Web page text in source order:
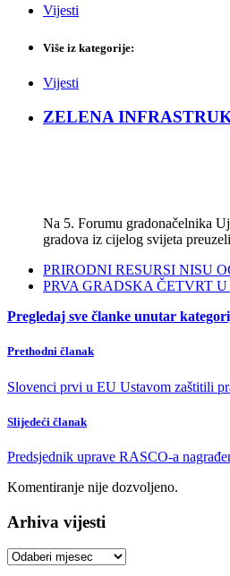
Vijesti
Više iz kategorije:
Vijesti
ZELENA
Na 5. Forumu gradonačelnika
gradova iz cijelog svijeta
PRIRODNI RESURSI NISU
PRVA GRADSKA ČETVRT U
Pregledaj sve članke unutar
Prethodni članak
Slovenci prvi u EU Ustavom zaštitili
Slijedeći članak
Predsjednik uprave RASCO-a
Komentiranje nije dozvoljeno.
Arhiva vijesti
Arhiva